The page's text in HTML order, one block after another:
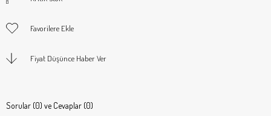
Favorilere Ekle
Fiyat Düşünce Haber Ver
Sorular (0) ve Cevaplar (0)